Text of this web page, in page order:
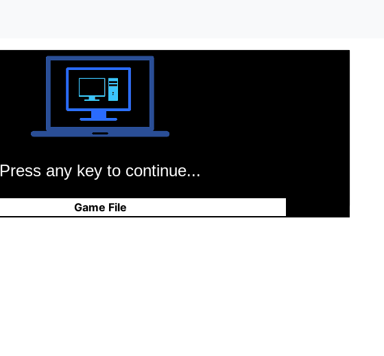
Press any key to continue...
Game File